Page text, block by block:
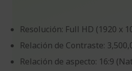
Resolución: Full HD (1920 x
Relación de Contraste:
Relación de aspecto: 16:9